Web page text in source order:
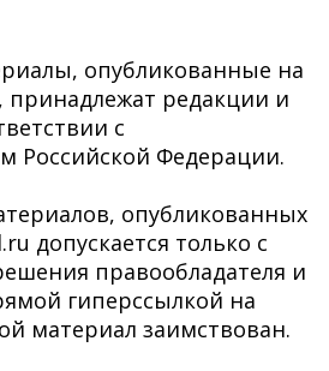
опубликованные на
принадлежат редакции и
с
Российской Федерации.
опубликованных
допускается только с
правообладателя и
гиперссылкой на
материал заимствован.